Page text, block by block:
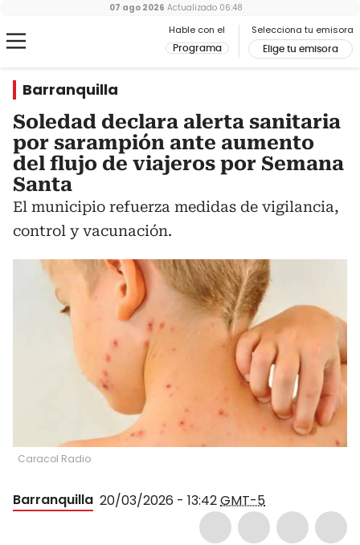
Hable con el
Programa
Selecciona tu emisora
Elige tu emisora
07 ago 2026 Actualizado 06:48
Barranquilla
Soledad declara alerta sanitaria
por sarampión ante aumento
del flujo de viajeros por Semana
Santa
El municipio refuerza medidas de vigilancia,
control y vacunación.
Caracol Radio
Barranquilla 20/03/2026 - 13:42GMT-5